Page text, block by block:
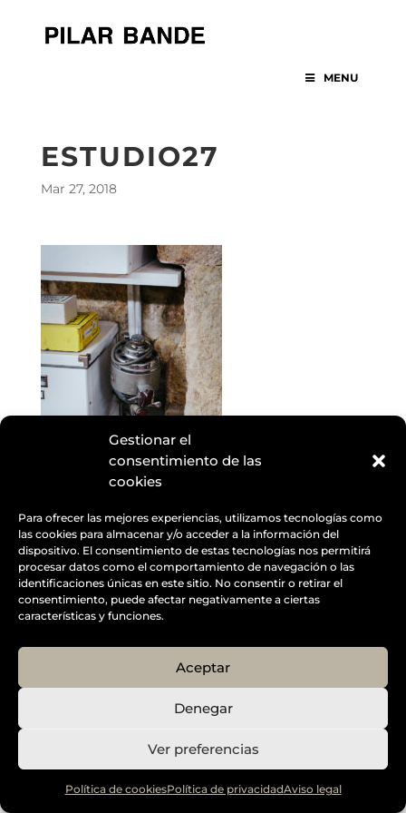
Gestionar el
consentimiento de las
cookies
Para ofrecer las mejores experiencias, utilizamos tecnologías como
las cookies para almacenar y/o acceder a la información del
dispositivo. El consentimiento de estas tecnologías nos permitirá
procesar datos como el comportamiento de navegación o las
identificaciones únicas en este sitio. No consentir o retirar el
consentimiento, puede afectar negativamente a ciertas
características y funciones.
Aceptar
Denegar
Ver preferencias
Política de cookiesPolítica de privacidadAviso legal
MENU
ESTUDIO27
Mar 27, 2018
Designed byElegant Themes| Powered by
Diseño Web a medida| Childtheme created by
Creativolandia